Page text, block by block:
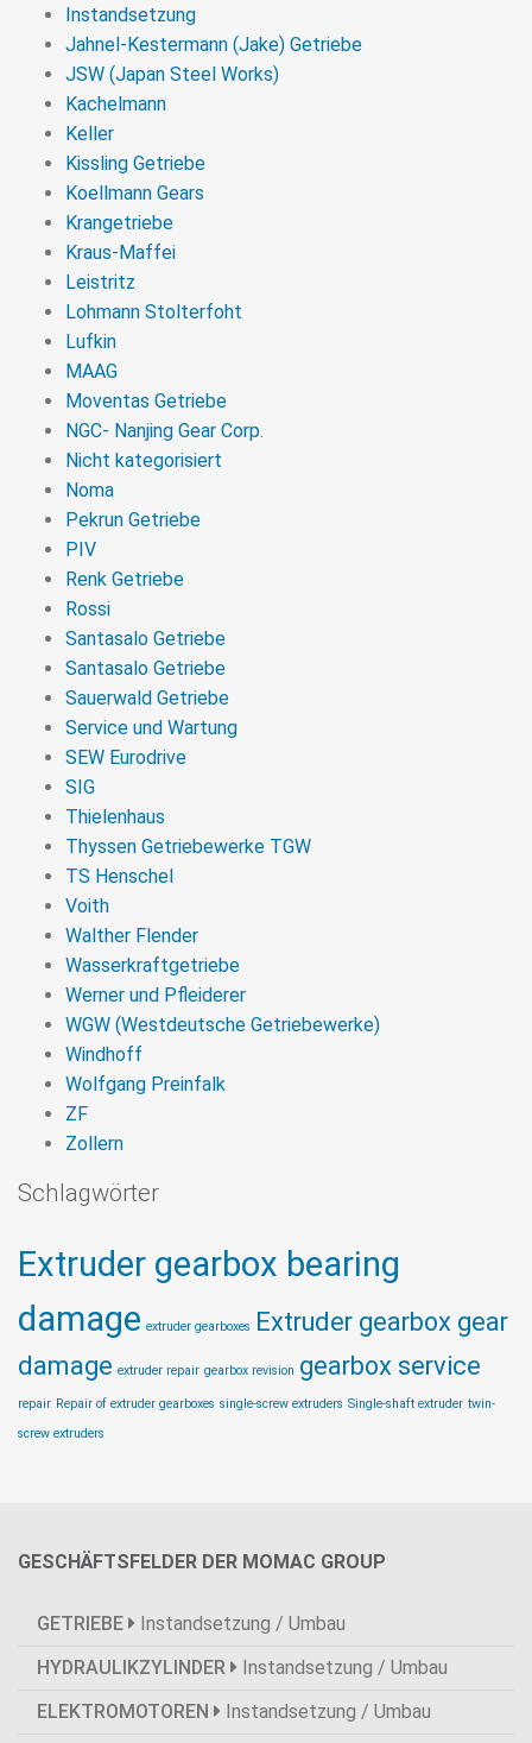
Instandsetzung
Jahnel-Kestermann (Jake) Getriebe
JSW (Japan Steel Works)
Kachelmann
Keller
Kissling Getriebe
Koellmann Gears
Krangetriebe
Kraus-Maffei
Leistritz
Lohmann Stolterfoht
Lufkin
MAAG
Moventas Getriebe
NGC- Nanjing Gear Corp.
Nicht kategorisiert
Noma
Pekrun Getriebe
PIV
Renk Getriebe
Rossi
Santasalo Getriebe
Santasalo Getriebe
Sauerwald Getriebe
Service und Wartung
SEW Eurodrive
SIG
Thielenhaus
Thyssen Getriebewerke TGW
TS Henschel
Voith
Walther Flender
Wasserkraftgetriebe
Werner und Pfleiderer
WGW (Westdeutsche Getriebewerke)
Windhoff
Wolfgang Preinfalk
ZF
Zollern
Schlagwörter
Extruder gearbox bearing
damage extruder gearboxes
Extruder gearbox gear
damage extruder repair gearbox revision gearbox service
repair Repair of extruder gearboxes single-screw extruders Single-shaft extruder twin-
screw extruders
GESCHÄFTSFELDER DER MOMAC GROUP
GETRIEBE
Instandsetzung / Umbau
HYDRAULIKZYLINDER
Instandsetzung / Umbau
ELEKTROMOTOREN
Instandsetzung / Umbau